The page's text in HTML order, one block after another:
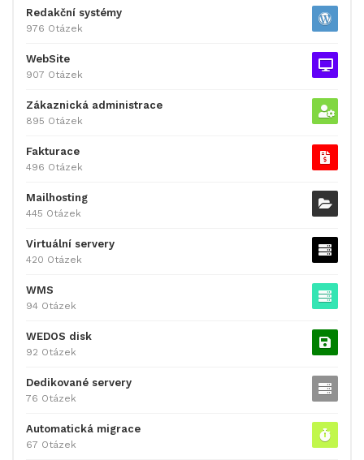
Redakční systémy
976 Otázek
WebSite
907 Otázek
Zákaznická administrace
895 Otázek
Fakturace
496 Otázek
Mailhosting
445 Otázek
Virtuální servery
420 Otázek
WMS
94 Otázek
WEDOS disk
92 Otázek
Dedikované servery
76 Otázek
Automatická migrace
67 Otázek